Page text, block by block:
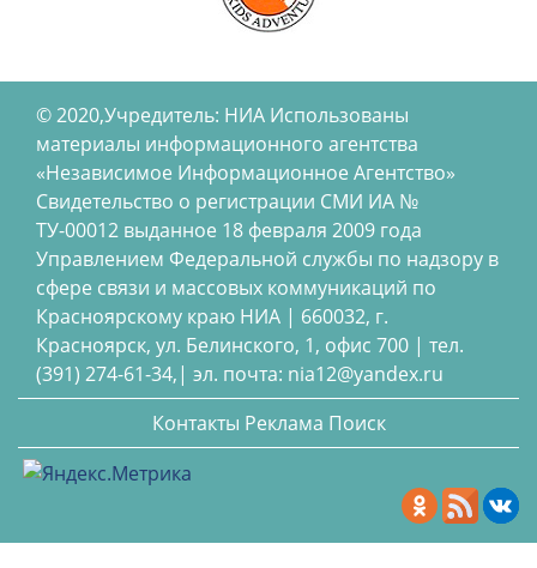
© 2020,Учредитель: НИА Использованы
материалы информационного агентства
«Независимое Информационное Агентство»
Свидетельство о регистрации СМИ ИА №
ТУ-00012 выданное 18 февраля 2009 года
Управлением Федеральной службы по надзору в
сфере связи и массовых коммуникаций по
Красноярскому краю НИА | 660032, г.
Красноярск, ул. Белинского, 1, офис 700 | тел.
(391) 274-61-34,| эл. почта: nia12@yandex.ru
Контакты Реклама Поиск